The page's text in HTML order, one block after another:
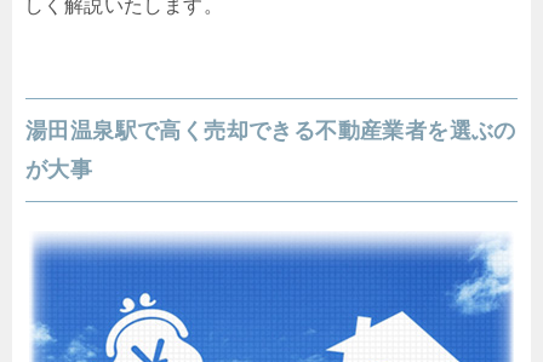
しく解説いたします。
湯田温泉駅で高く売却できる不動産業者を選ぶの
が大事